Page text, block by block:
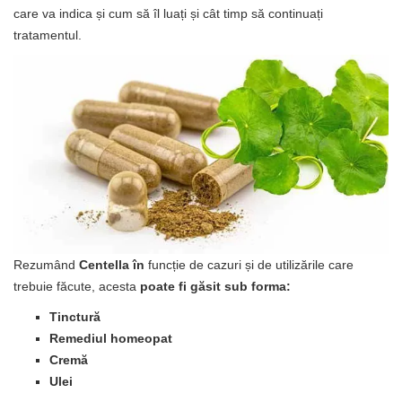
care va indica și cum să îl luați și cât timp să continuați
tratamentul.
Rezumând Centella în funcție de cazuri și de utilizările care
trebuie făcute, acesta poate fi găsit sub forma:
Tinctură
Remediul homeopat
Cremă
Ulei